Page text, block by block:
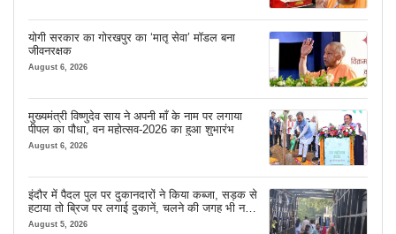
योगी सरकार का गोरखपुर का ‘मातृ सेवा’ मॉडल बना
जीवनरक्षक
August 6, 2026
मुख्यमंत्री विष्णुदेव साय ने अपनी माँ के नाम पर लगाया
पीपल का पौधा, वन महोत्सव-2026 का हुआ शुभारंभ
August 6, 2026
इंदौर में पैदल पुल पर दुकानदारों ने किया कब्जा, सड़क से
हटाया तो ब्रिज पर लगाई दुकानें, चलने की जगह भी नहीं
मिल रही
August 5, 2026